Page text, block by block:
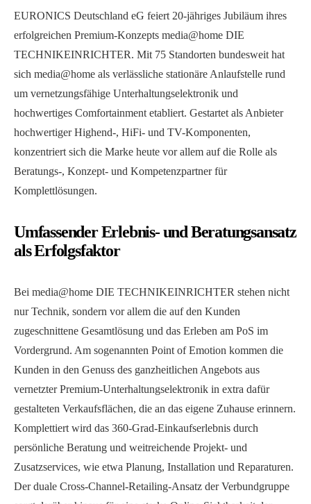
EURONICS Deutschland eG feiert 20-jähriges Jubiläum ihres
erfolgreichen Premium-Konzepts media@home DIE
TECHNIKEINRICHTER. Mit 75 Standorten bundesweit hat
sich media@home als verlässliche stationäre Anlaufstelle rund
um vernetzungsfähige Unterhaltungselektronik und
hochwertiges Comfortainment etabliert. Gestartet als Anbieter
hochwertiger Highend-, HiFi- und TV-Komponenten,
konzentriert sich die Marke heute vor allem auf die Rolle als
Beratungs-, Konzept- und Kompetenzpartner für
Komplettlösungen.
Umfassender Erlebnis- und Beratungsansatz
als Erfolgsfaktor
Bei media@home DIE TECHNIKEINRICHTER stehen nicht
nur Technik, sondern vor allem die auf den Kunden
zugeschnittene Gesamtlösung und das Erleben am PoS im
Vordergrund. Am sogenannten Point of Emotion kommen die
Kunden in den Genuss des ganzheitlichen Angebots aus
vernetzter Premium-Unterhaltungselektronik in extra dafür
gestalteten Verkaufsflächen, die an das eigene Zuhause erinnern.
Komplettiert wird das 360-Grad-Einkaufserlebnis durch
persönliche Beratung und weitreichende Projekt- und
Zusatzservices, wie etwa Planung, Installation und Reparaturen.
Der duale Cross-Channel-Retailing-Ansatz der Verbundgruppe